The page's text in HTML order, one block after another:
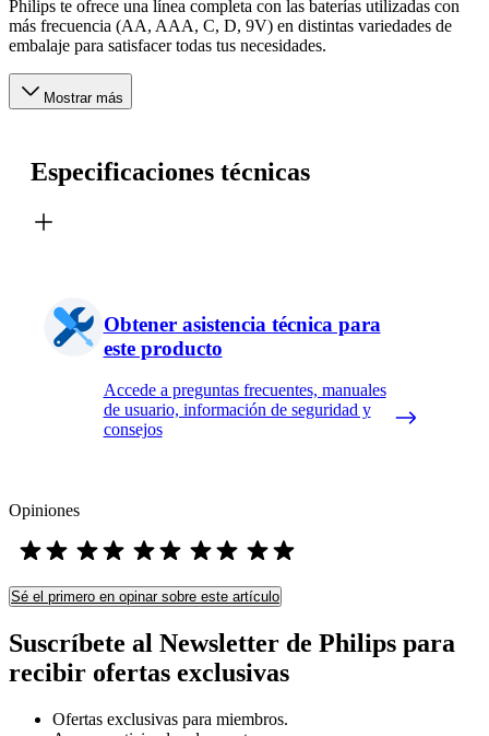
Philips te ofrece una línea completa con las baterías utilizadas con
más frecuencia (AA, AAA, C, D, 9V) en distintas variedades de
embalaje para satisfacer todas tus necesidades.
Mostrar más
Especificaciones técnicas
Obtener asistencia técnica para
este producto
Accede a preguntas frecuentes, manuales
de usuario, información de seguridad y
consejos
Opiniones
Sé el primero en opinar sobre este artículo
Suscríbete al Newsletter de Philips para
recibir ofertas exclusivas
Ofertas exclusivas para miembros.